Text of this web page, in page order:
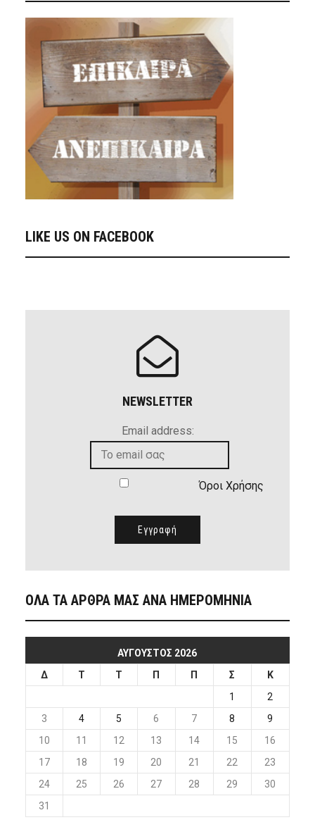
LIKE US ON FACEBOOK
NEWSLETTER
Email address:
Όροι Χρήσης
ΟΛΑ ΤΑ ΑΡΘΡΑ ΜΑΣ ΑΝΑ ΗΜΕΡΟΜΗΝΙΑ
ΑΎΓΟΥΣΤΟΣ 2026
Δ
Τ Τ Π Π Σ
Κ
1
2
3
4 5 6 7 8
9
10
11 12 13 14 15
16
17
18 19 20 21 22
23
24
25 26 27 28 29
30
31